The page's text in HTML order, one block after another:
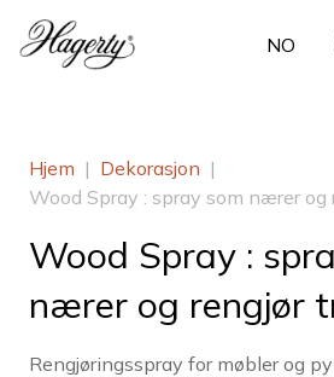
NO
Hjem | Dekorasjon |
Wood Spray : spray som nærer og
Wood Spray :
nærer og rengjør
Rengjøringsspray for møbler og